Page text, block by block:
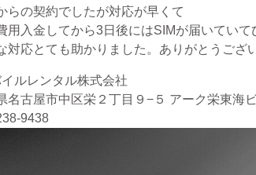
らの契約でしたが対応が早くて
用入金してから3日後にはSIMが届いていて
対応とても助かりました。ありがとうござ
ルレンタル株式会社
名古屋市中区栄２丁目９−５ アーク栄東海
9438